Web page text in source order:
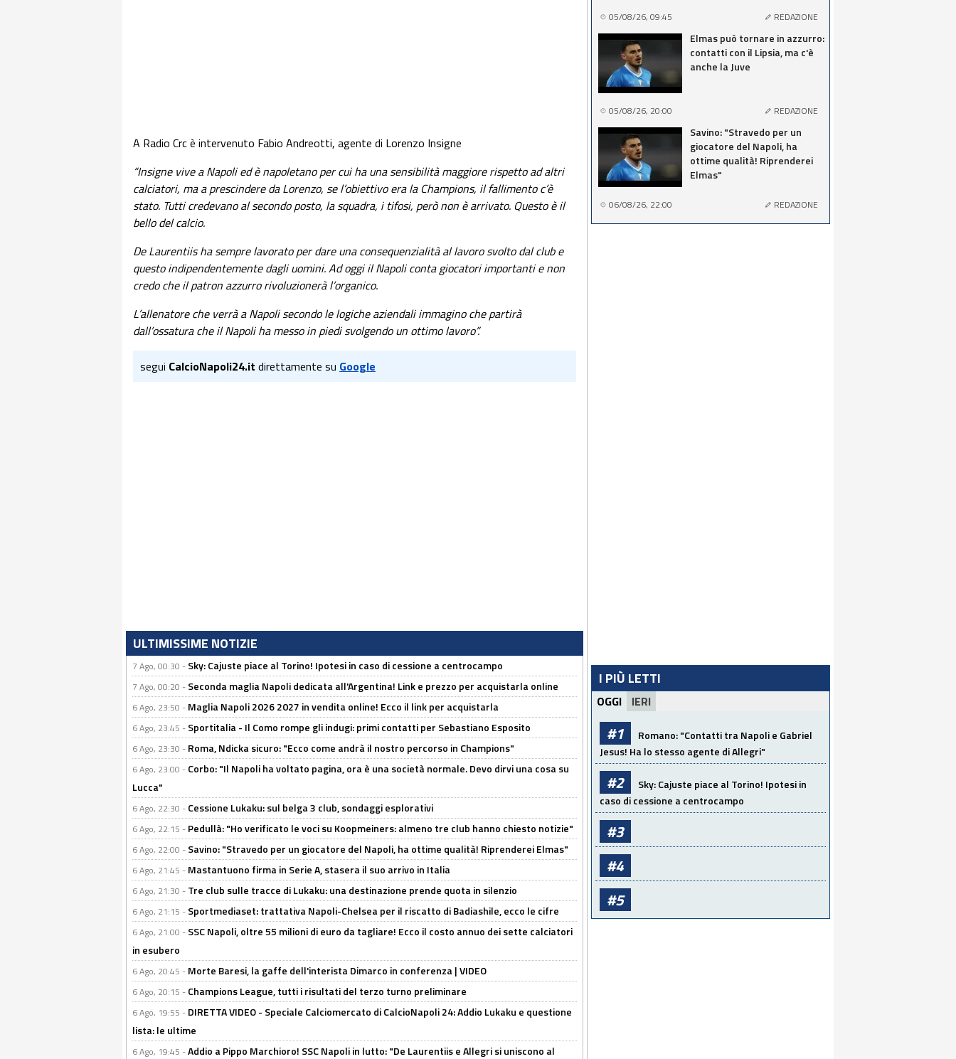
A Radio Crc è intervenuto Fabio Andreotti, agente di Lorenzo Insigne
“Insigne vive a Napoli ed è napoletano per cui ha una sensibilità maggiore rispetto ad altri
calciatori, ma a prescindere da Lorenzo, se l’obiettivo era la Champions, il fallimento c’è
stato. Tutti credevano al secondo posto, la squadra, i tifosi, però non è arrivato. Questo è il
bello del calcio.
De Laurentiis ha sempre lavorato per dare una consequenzialità al lavoro svolto dal club e
questo indipendentemente dagli uomini. Ad oggi il Napoli conta giocatori importanti e non
credo che il patron azzurro rivoluzionerà l’organico.
L’allenatore che verrà a Napoli secondo le logiche aziendali immagino che partirà
dall’ossatura che il Napoli ha messo in piedi svolgendo un ottimo lavoro”.
segui CalcioNapoli24.it direttamente su Google
ULTIMISSIME NOTIZIE
7 Ago, 00:30 - Sky: Cajuste piace al Torino! Ipotesi in caso di cessione a centrocampo
7 Ago, 00:20 - Seconda maglia Napoli dedicata all'Argentina! Link e prezzo per acquistarla online
6 Ago, 23:50 - Maglia Napoli 2026 2027 in vendita online! Ecco il link per acquistarla
6 Ago, 23:45 - Sportitalia - Il Como rompe gli indugi: primi contatti per Sebastiano Esposito
6 Ago, 23:30 - Roma, Ndicka sicuro: "Ecco come andrà il nostro percorso in Champions"
6 Ago, 23:00 - Corbo: "Il Napoli ha voltato pagina, ora è una società normale. Devo dirvi una cosa su
Lucca"
6 Ago, 22:30 - Cessione Lukaku: sul belga 3 club, sondaggi esplorativi
6 Ago, 22:15 - Pedullà: "Ho verificato le voci su Koopmeiners: almeno tre club hanno chiesto notizie"
6 Ago, 22:00 - Savino: "Stravedo per un giocatore del Napoli, ha ottime qualità! Riprenderei Elmas"
6 Ago, 21:45 - Mastantuono firma in Serie A, stasera il suo arrivo in Italia
6 Ago, 21:30 - Tre club sulle tracce di Lukaku: una destinazione prende quota in silenzio
6 Ago, 21:15 - Sportmediaset: trattativa Napoli-Chelsea per il riscatto di Badiashile, ecco le cifre
6 Ago, 21:00 - SSC Napoli, oltre 55 milioni di euro da tagliare! Ecco il costo annuo dei sette calciatori
in esubero
6 Ago, 20:45 - Morte Baresi, la gaffe dell'interista Dimarco in conferenza | VIDEO
6 Ago, 20:15 - Champions League, tutti i risultati del terzo turno preliminare
6 Ago, 19:55 - DIRETTA VIDEO - Speciale Calciomercato di CalcioNapoli 24: Addio Lukaku e questione
lista: le ultime
6 Ago, 19:45 -Addio a Pippo Marchioro! SSC Napoli in lutto: "De Laurentiis e Allegri si uniscono al
05/08/26, 09:45 REDAZIONE
Elmas può tornare in azzurro:
contatti con il Lipsia, ma c'è
anche la Juve
05/08/26, 20:00 REDAZIONE
Savino: "Stravedo per un
giocatore del Napoli, ha
ottime qualità! Riprenderei
Elmas"
06/08/26, 22:00 REDAZIONE
I PIÙ LETTI
OGGI IERI
#1
Romano: "Contatti tra Napoli e Gabriel
Jesus! Ha lo stesso agente di Allegri"
#2
Sky: Cajuste piace al Torino! Ipotesi in
caso di cessione a centrocampo
#3
#4
#5